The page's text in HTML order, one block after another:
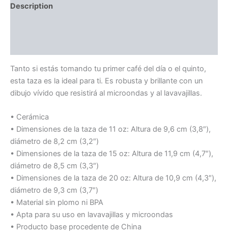
Description
Tanto si estás tomando tu primer café del día o el quinto,
esta taza es la ideal para ti. Es robusta y brillante con un
dibujo vívido que resistirá al microondas y al lavavajillas.
• Cerámica
• Dimensiones de la taza de 11 oz: Altura de 9,6 cm (3,8″),
diámetro de 8,2 cm (3,2″)
• Dimensiones de la taza de 15 oz: Altura de 11,9 cm (4,7″),
diámetro de 8,5 cm (3,3″)
• Dimensiones de la taza de 20 oz: Altura de 10,9 cm (4,3″),
diámetro de 9,3 cm (3,7″)
• Material sin plomo ni BPA
• Apta para su uso en lavavajillas y microondas
• Producto base procedente de China